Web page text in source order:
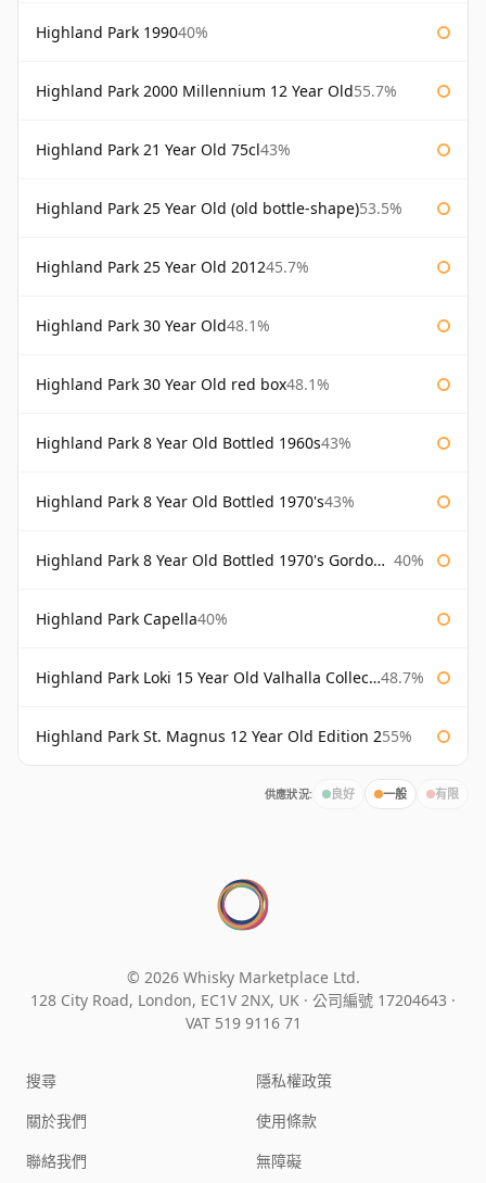
Highland Park 199040%
Highland Park 2000 Millennium 12 Year Old55.7%
Highland Park 21 Year Old 75cl43%
Highland Park 25 Year Old (old bottle-shape)53.5%
Highland Park 25 Year Old 201245.7%
Highland Park 30 Year Old48.1%
Highland Park 30 Year Old red box48.1%
Highland Park 8 Year Old Bottled 1960s43%
Highland Park 8 Year Old Bottled 1970's43%
Highland Park 8 Year Old Bottled 1970's Gordon & Macphail 40%
Highland Park Capella40%
Highland Park Loki 15 Year Old Valhalla Collection 48.7%
Highland Park St. Magnus 12 Year Old Edition 255%
供應狀況: 良好 一般 有限
© 2026 Whisky Marketplace Ltd.
128 City Road, London, EC1V 2NX, UK · 公司編號 17204643 ·
VAT 519 9116 71
搜尋
關於我們
聯絡我們
隱私權政策
使用條款
無障礙